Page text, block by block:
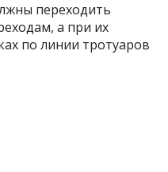
переходить
а при их
по линии тротуаров